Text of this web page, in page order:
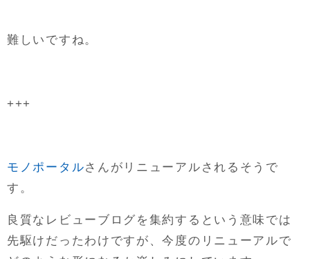
難しいですね。
+++
モノポータルさんがリニューアルされるそうで
す。
良質なレビューブログを集約するという意味では
先駆けだったわけですが、今度のリニューアルで